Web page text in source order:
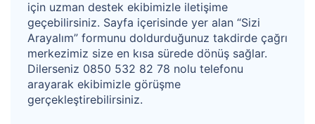
Kazanan teklifin %4+KDV’si oranında hizmet bedeli
alınacaktır.
için uzman destek ekibimizle iletişime
geçebilirsiniz. Sayfa içerisinde yer alan “Sizi
Arayalım” formunu doldurduğunuz takdirde çağrı
merkezimiz size en kısa sürede dönüş sağlar.
Dilerseniz 0850 532 82 78 nolu telefonu
arayarak ekibimizle görüşme
gerçekleştirebilirsiniz.